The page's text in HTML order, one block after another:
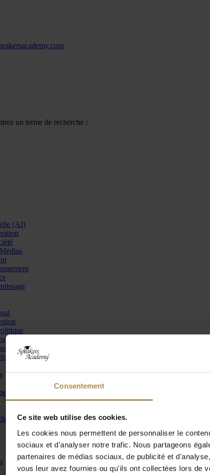
Consentement
Ce site web utilise des cookies.
Les cookies nous permettent de personnaliser le
sociaux et d'analyser notre trafic. Nous partageons
partenaires de médias sociaux, de publicité et
vous leur avez fournies ou qu'ils ont collectées lors de
un terme de recherche :
(AI)